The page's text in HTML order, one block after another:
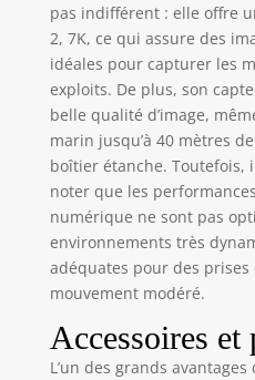
pas indifférent : elle offre
2, 7K, ce qui assure des
idéales pour capturer les
exploits. De plus, son
belle qualité d’image,
marin jusqu’à 40 mètres
boîtier étanche. Toutefois,
noter que les
numérique ne sont pas
environnements très
adéquates pour des
mouvement modéré.
Accessoires et
L’un des grands avantages